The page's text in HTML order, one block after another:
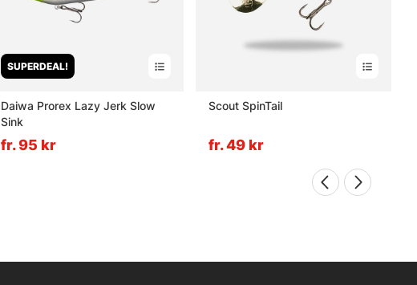
SUPERDEAL!
Daiwa Prorex Lazy Jerk Slow
Sink
fr. 95 kr
Scout SpinTail
fr. 49 kr